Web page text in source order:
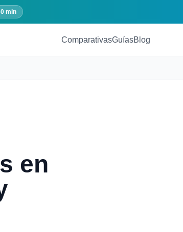
min
ComparativasGuíasBlog
en